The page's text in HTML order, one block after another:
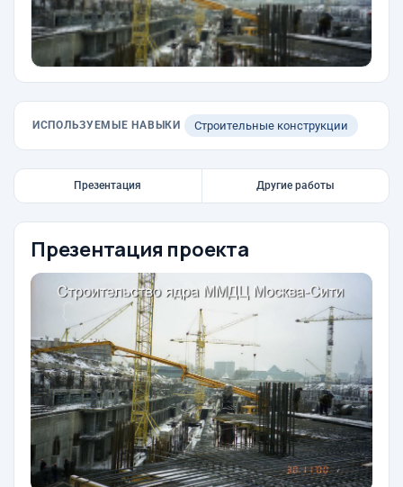
ИСПОЛЬЗУЕМЫЕ НАВЫКИ Строительные конструкции
Презентация Другие работы
Презентация проекта